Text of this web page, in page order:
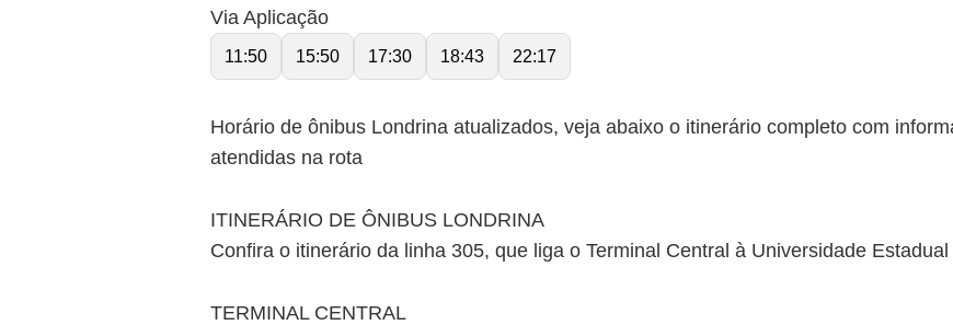
Via Aplicação
11:50 15:50 17:30 18:43 22:17
Horário de ônibus Londrina atualizados, veja abaixo o itinerário completo com
atendidas na rota
ITINERÁRIO DE ÔNIBUS LONDRINA
Confira o itinerário da linha 305, que liga o Terminal Central à Universidade
TERMINAL CENTRAL